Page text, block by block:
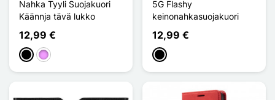
Nahka Tyyli Suojakuori
Käännja tävä lukko
12,99 €
MustaViolet Clair
5G Flashy
keinonahkasuojakuori
12,99 €
Musta